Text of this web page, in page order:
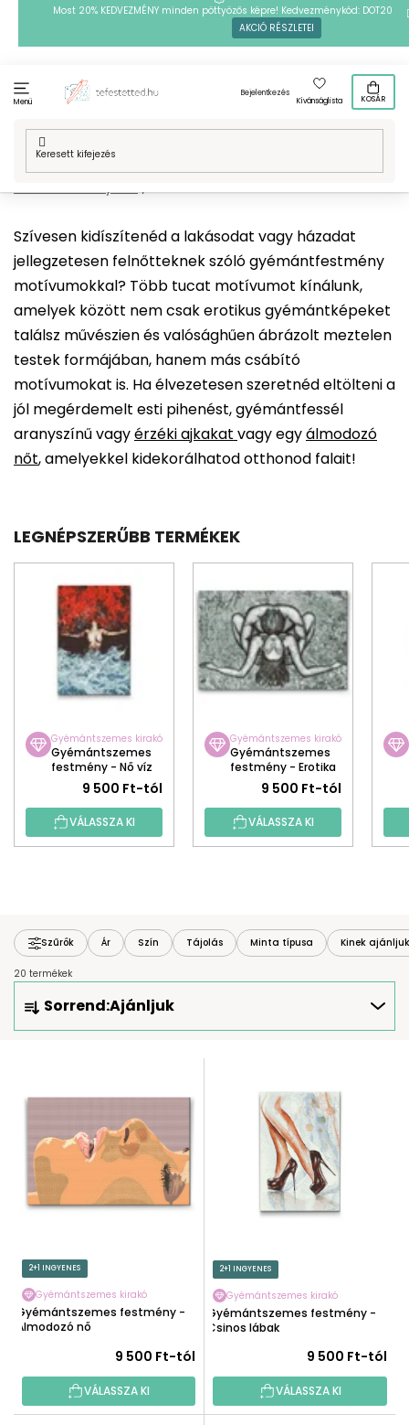
tartalomhoz
Most 20% KEDVEZMÉNY minden pöttyözős képre! Kedvezménykód: DOT20
AKCIÓ RÉSZLETEI
Menü
Bejelentkezés
Kívánságlista
KOSÁR
Szívesen kidíszítenéd a lakásodat vagy házadat
jellegzetesen felnőtteknek szóló gyémántfestmény
motívumokkal? Több tucat motívumot kínálunk,
amelyek között nem csak erotikus gyémántképeket
találsz művészien és valósághűen ábrázolt meztelen
testek formájában, hanem más csábító
motívumokat is. Ha élvezetesen szeretnéd eltölteni a
jól megérdemelt esti pihenést, gyémántfessél
aranyszínű vagyérzéki ajkakat vagy egyálmodozó
nőt, amelyekkel kidekorálhatod otthonod falait!
LEGNÉPSZERŰBB TERMÉKEK
Gyémántszemes kirakó
Gyémántszemes
festmény - Nő víz
és tűz között
9 500 Ft-tól
VÁLASSZA KI
Gyémántszemes kirakó
Gyémántszemes
festmény - Erotika
9 500 Ft-tól
VÁLASSZA KI
Szűrők Ár Szín Tájolás Minta típusa Kinek ajánljuk
20 termékek
R
Z
S
Sorrend:Ajánljuk
S
T
Á
A
2+1 INGYENES
Gyémántszemes kirakó
Gyémántszemes festmény -
Álmodozó nő
9 500 Ft-tól
VÁLASSZA KI
2+1 INGYENES
Gyémántszemes kirakó
Gyémántszemes festmény -
Csinos lábak
9 500 Ft-tól
VÁLASSZA KI